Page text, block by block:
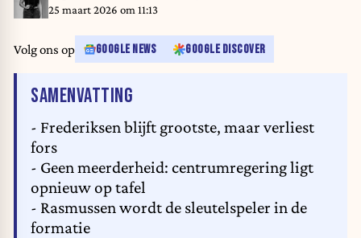
25 maart 2026 om 11:13
Volg ons op GOOGLE NEWS GOOGLE DISCOVER
SAMENVATTING
- Frederiksen blijft grootste, maar verliest
fors
- Geen meerderheid: centrumregering ligt
opnieuw op tafel
- Rasmussen wordt de sleutelspeler in de
formatie